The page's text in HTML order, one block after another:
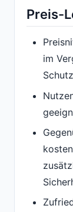
Preis-
im